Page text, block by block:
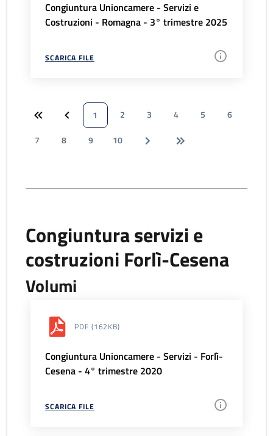
Congiuntura Unioncamere - Servizi e
Costruzioni - Romagna - 3° trimestre 2025
SCARICA FILE
1 2 3 4 5
6
7
8 9 10
Congiuntura servizi e
costruzioni Forlì-Cesena
Volumi
PDF (162KB)
Congiuntura Unioncamere - Servizi - Forlì-
Cesena - 4° trimestre 2020
SCARICA FILE